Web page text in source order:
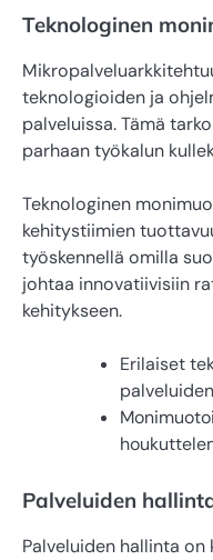
Teknologinen
teknologioiden ja
palveluissa. Tämä
parhaan työkalun
Teknologinen
kehitystiimien
työskennellä omilla
johtaa innovatiivisiin
kehitykseen.
Erilaiset
Palveluiden
Palveluiden hallinta on